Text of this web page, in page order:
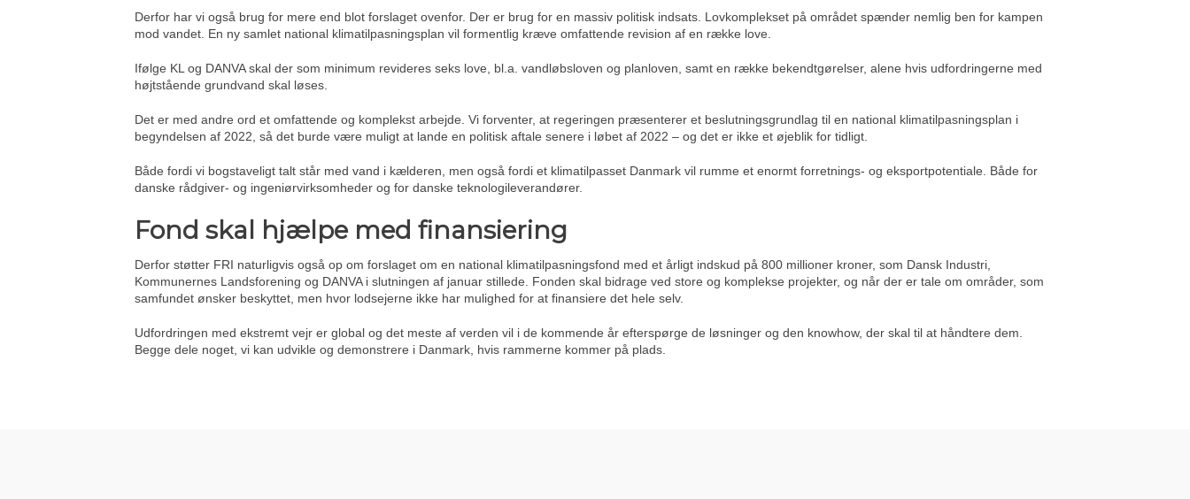
Derfor har vi også brug for mere end blot forslaget ovenfor. Der er brug for en massiv politisk indsats. Lovkomplekset på området spænder nemlig ben for kampen
mod vandet. En ny samlet national klimatilpasningsplan vil formentlig kræve omfattende revision af en række love.
Ifølge KL og DANVA skal der som minimum revideres seks love, bl.a. vandløbsloven og planloven, samt en række bekendtgørelser, alene hvis udfordringerne med
højtstående grundvand skal løses.
Det er med andre ord et omfattende og komplekst arbejde. Vi forventer, at regeringen præsenterer et beslutningsgrundlag til en national klimatilpasningsplan i
begyndelsen af 2022, så det burde være muligt at lande en politisk aftale senere i løbet af 2022 – og det er ikke et øjeblik for tidligt.
Både fordi vi bogstaveligt talt står med vand i kælderen, men også fordi et klimatilpasset Danmark vil rumme et enormt forretnings- og eksportpotentiale. Både for
danske rådgiver- og ingeniørvirksomheder og for danske teknologileverandører.
Fond skal hjælpe med finansiering
Derfor støtter FRI naturligvis også op om forslaget om en national klimatilpasningsfond med et årligt indskud på 800 millioner kroner, som Dansk Industri,
Kommunernes Landsforening og DANVA i slutningen af januar stillede. Fonden skal bidrage ved store og komplekse projekter, og når der er tale om områder, som
samfundet ønsker beskyttet, men hvor lodsejerne ikke har mulighed for at finansiere det hele selv.
Udfordringen med ekstremt vejr er global og det meste af verden vil i de kommende år efterspørge de løsninger og den knowhow, der skal til at håndtere dem.
Begge dele noget, vi kan udvikle og demonstrere i Danmark, hvis rammerne kommer på plads.